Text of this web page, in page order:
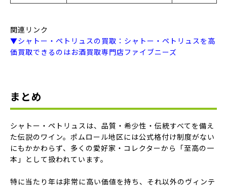
関連リンク
▼シャトー・ペトリュスの買取：シャトー・ペトリュスを高
価買取できるのはお酒買取専門店ファイブニーズ
まとめ
シャトー・ペトリュスは、品質・希少性・伝統すべてを備え
た伝説のワイン。ポムロール地区には公式格付け制度がない
にもかかわらず、多くの愛好家・コレクターから「至高の一
本」として扱われています。
特に当たり年は非常に高い価値を持ち、それ以外のヴィンテ